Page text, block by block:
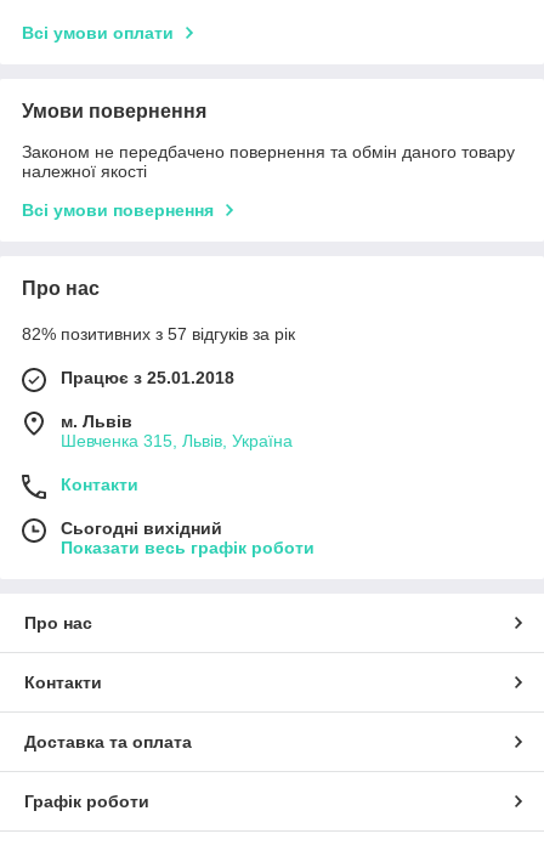
Всі умови оплати
Умови повернення
Законом не передбачено повернення та обмін даного товару
належної якості
Всі умови повернення
Про нас
82% позитивних з 57 відгуків за рік
Працює з 25.01.2018
м. Львів
Шевченка 315, Львів, Україна
Контакти
Сьогодні вихідний
Показати весь графік роботи
Про нас
Контакти
Доставка та оплата
Графік роботи